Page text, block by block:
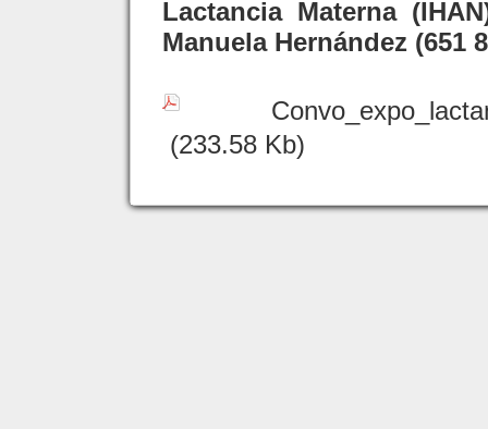
Lactancia Materna
Manuela Hernández (651
(233.58 Kb)